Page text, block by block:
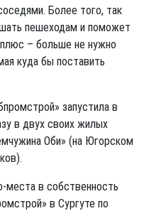
Более того, так
пешеходам и поможет
– больше не нужно
куда бы поставить
запустила в
в двух своих жилых
Оби» (на Югорском
места в собственность
в Сургуте по